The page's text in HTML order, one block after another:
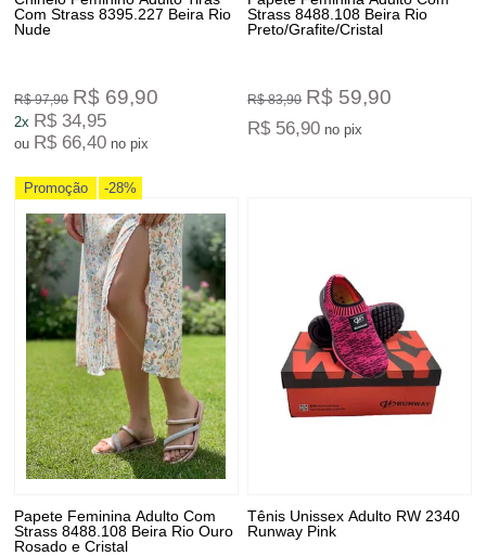
Com Strass 8395.227 Beira Rio
Nude
R$ 97,90 R$ 69,90
2x R$ 34,95
ou R$ 66,40 no pix
Strass 8488.108 Beira Rio
Preto/Grafite/Cristal
R$ 83,90 R$ 59,90
R$ 56,90 no pix
Promoção -28%
Papete Feminina Adulto Com
Strass 8488.108 Beira Rio Ouro
Rosado e Cristal
Tênis Unissex Adulto RW 2340
Runway Pink